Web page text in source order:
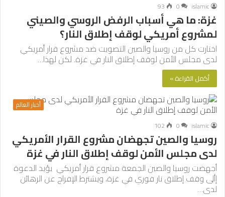
islamic
0
93
غزة: ما هي أسباب الرفض الروسي والصيني
لمشروع أمريكي لوقف إطلاق النار؟
اختارت كل من روسيا والصين التصويت ضد مشروع قرار أمريكي
لدى مجلس الأمن لوقف إطلاق النار في غزة. لكن لهذا…
أكمل القراءة »
أخبار العالم
islamic
0
102
روسيا والصين تجهضان مشروع القرار الأمريكي
لدى مجلس الأمن لوقف إطلاق النار في غزة
أجهضت روسيا والصين الجمعة مشروع قرار أمريكي يؤيد الدعوة
إألى وقف إطلاق نار فوري في غزة، ويشترط الإفراج عن الرهائن
لدى…